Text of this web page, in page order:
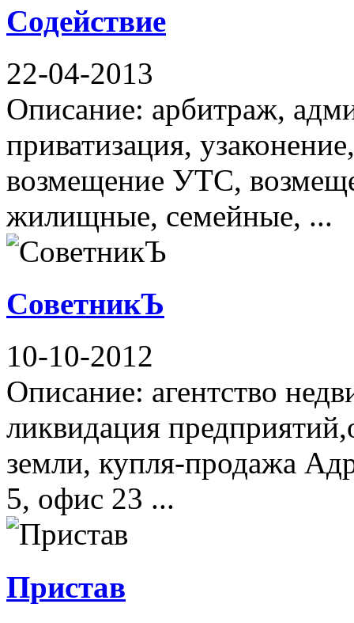
Содействие
22-04-2013
Описание: арбитраж,
приватизация,
возмещение УТС,
жилищные, семейные, ...
СоветникЪ
10-10-2012
Описание: агентство
ликвидация
земли, купля-продажа
5, офис 23 ...
Пристав